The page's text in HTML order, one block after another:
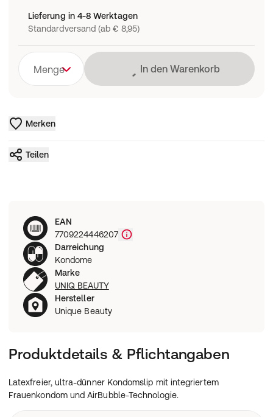
Lieferung in 4-8 Werktagen
Standardversand (ab € 8,95)
Menge Lädt
In den Warenkorb
Merken
Teilen
EAN
7709224446207
Darreichung
Kondome
Marke
UNIQ BEAUTY
Hersteller
Unique Beauty
Produktdetails & Pflichtangaben
Latexfreier, ultra-dünner Kondomslip mit integriertem
Frauenkondom und AirBubble-Technologie.